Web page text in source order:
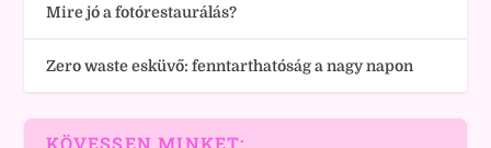
Mire jó a fotórestaurálás?
Zero waste esküvő: fenntarthatóság a nagy napon
KÖVESSEN MINKET: